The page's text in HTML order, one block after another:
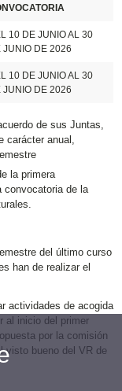
10 DE JUNIO AL 30
JUNIO DE 2026
10 DE JUNIO AL 30
JUNIO DE 2026
de sus Juntas,
carácter anual,
la primera
convocatoria de la
del último curso
han de realizar el
actividades de acogida
al inicio del primer
por la comisión
visto bueno del VR de